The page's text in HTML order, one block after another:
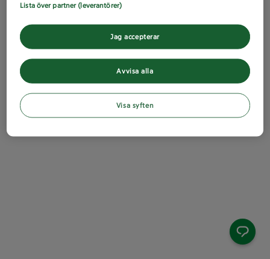
Lista över partner (leverantörer)
Avvisa alla
Jag accepterar
Visa syften